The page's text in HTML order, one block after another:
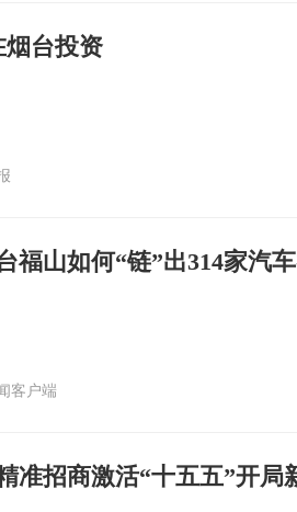
烟台投资
福山如何“链”出314家汽
客户端
准招商激活“十五五”开局